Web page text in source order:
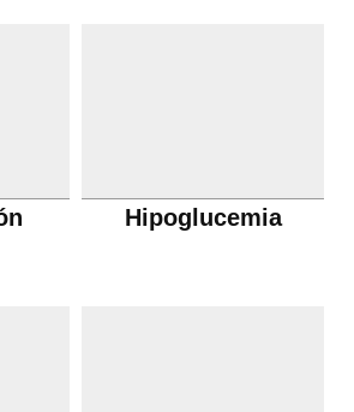
Hipoglucemia